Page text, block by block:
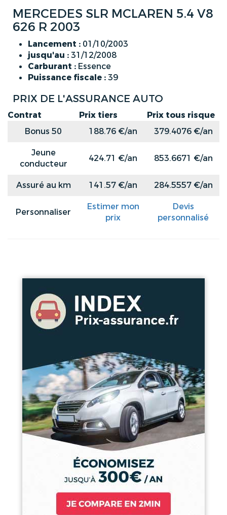
MERCEDES SLR MCLAREN 5.4 V8
626 R 2003
Lancement : 01/10/2003
jusqu'au :31/12/2008
Carburant : Essence
Puissance fiscale :39
PRIX DE L'ASSURANCE AUTO
Contrat Prix tiers
Prix tous risque
Bonus 50
188.76 €/an
379.4076 €/an
Jeune
conducteur
424.71 €/an 853.6671 €/an
Assuré au km 141.57 €/an 284.5557 €/an
Personnaliser
Estimer mon
prix
Devis
personnalisé